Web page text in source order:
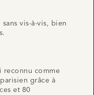
vis-à-vis, bien
reconnu comme
grâce à
et 80